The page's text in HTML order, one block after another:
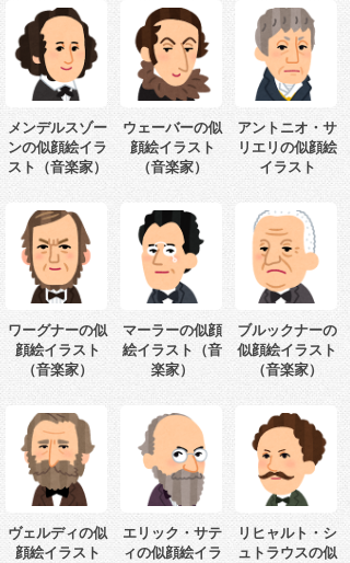
メンデルスゾー
ンの似顔絵イラ
スト（音楽家）
ウェーバーの似
顔絵イラスト
（音楽家）
アントニオ・サ
リエリの似顔絵
イラスト
ワーグナーの似
顔絵イラスト
（音楽家）
マーラーの似顔
絵イラスト（音
楽家）
ブルックナーの
似顔絵イラスト
（音楽家）
ヴェルディの似
顔絵イラスト
エリック・サテ
ィの似顔絵イラ
リヒャルト・シ
ュトラウスの似